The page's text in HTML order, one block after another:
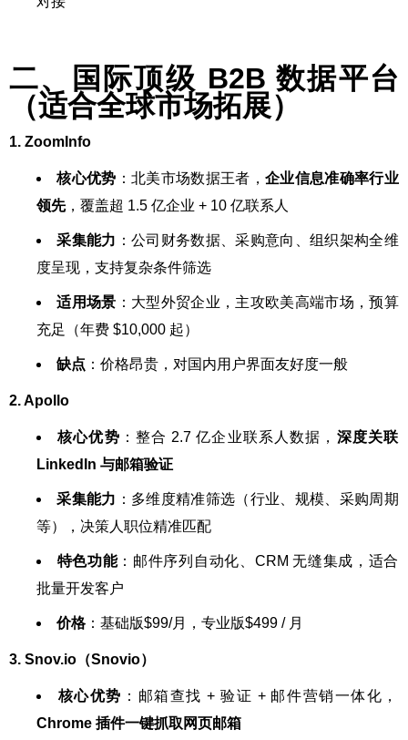
二、国际顶级 B2B 数据平台
（适合全球市场拓展）
1. ZoomInfo
核心优势 ：北美市场数据王者，企业信息准确率行业
领先，覆盖超 1.5 亿企业 + 10 亿联系人
采集能力 ：公司财务数据、采购意向、组织架构全维
度呈现，支持复杂条件筛选
适用场景 ：大型外贸企业，主攻欧美高端市场，预算
充足（年费 $10,000 起）
缺点 ：价格昂贵，对国内用户界面友好度一般
2. Apollo
核心优势 ：整合 2.7 亿企业联系人数据， 深度关联
LinkedIn 与邮箱验证
采集能力 ：多维度精准筛选（行业、规模、采购周期
等），决策人职位精准匹配
特色功能：邮件序列自动化、CRM 无缝集成，适合
批量开发客户
价格：基础版$99/月，专业版$499 / 月
3. Snov.io（Snovio）
核心优势 ：邮箱查找 + 验证 + 邮件营销一体化，
Chrome 插件一键抓取网页邮箱